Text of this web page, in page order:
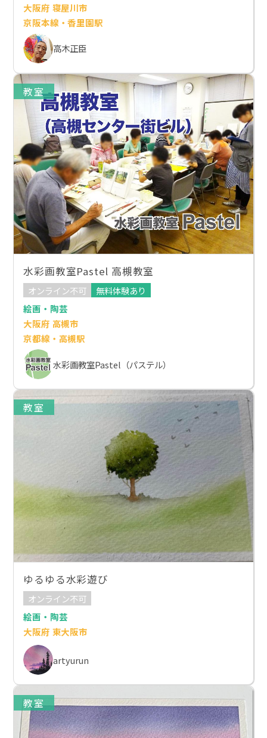
大阪府 寝屋川市
京阪本線・香里園駅
高木正臣
教室
水彩画教室Pastel 高槻教室
オンライン不可
無料体験あり
絵画・陶芸
大阪府 高槻市
京都線・高槻駅
水彩画教室Pastel（パステル）
教室
ゆるゆる水彩遊び
オンライン不可
絵画・陶芸
大阪府 東大阪市
artyurun
教室